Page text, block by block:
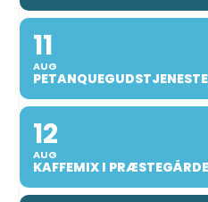
11
AUG
12
AUG
KAFFEMIX I